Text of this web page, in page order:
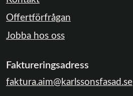
Offertförfrågan
Jobba hos oss
Faktureringsadress
faktura.aim@karlssonsfasad.se